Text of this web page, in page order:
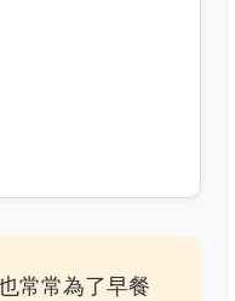
常常為了早餐